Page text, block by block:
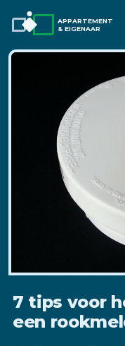
APPARTEMENT
& EIGENAAR
7 tips voor
een